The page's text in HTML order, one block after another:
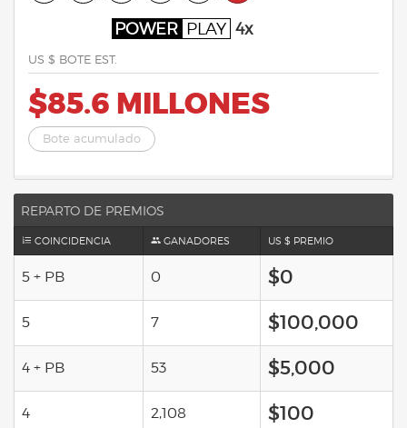
POWER PLAY 4x
US $ BOTE EST.
$85.6 MILLONES
Bote acumulado
REPARTO DE PREMIOS
COINCIDENCIA GANADORES US $ PREMIO
5 + PB 0 $0
5 7 $100,000
4 + PB 53 $5,000
4 2,108 $100